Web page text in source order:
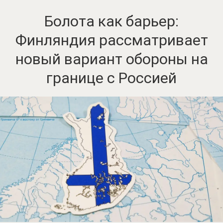
Болота как барьер:
Финляндия рассматривает
новый вариант обороны на
границе с Россией